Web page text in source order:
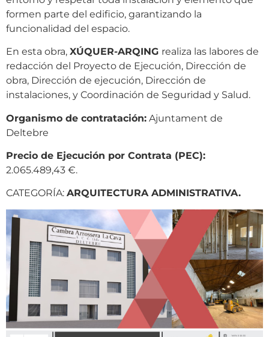
formen parte del edificio, garantizando la
funcionalidad del espacio.
En esta obra, XÚQUER-ARQING realiza las labores de
redacción del Proyecto de Ejecución, Dirección de
obra, Dirección de ejecución, Dirección de
instalaciones, y Coordinación de Seguridad y Salud.
Organismo de contratación: Ajuntament de
Deltebre
Precio de Ejecución por Contrata (PEC):
2.065.489,43 €.
CATEGORÍA: ARQUITECTURA ADMINISTRATIVA.